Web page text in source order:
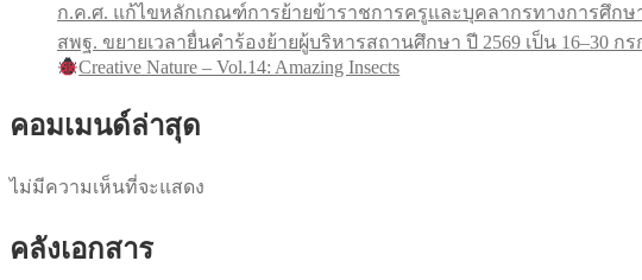
ก.ค.ศ. แก้ไขหลักเกณฑ์การย้ายข้าราชการครูและบุคลากรทางการศึก
สพฐ. ขยายเวลายื่นคำร้องย้ายผู้บริหารสถานศึกษา ปี 2569 เป็น 16–30
Creative Nature – Vol.14: Amazing Insects
คอมเมนด์ล่าสุด
ไม่มีความเห็นที่จะแสดง
คลังเอกสาร